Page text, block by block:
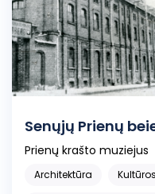
Senųjų Prienų
Prienų krašto muziejus
Architektūra